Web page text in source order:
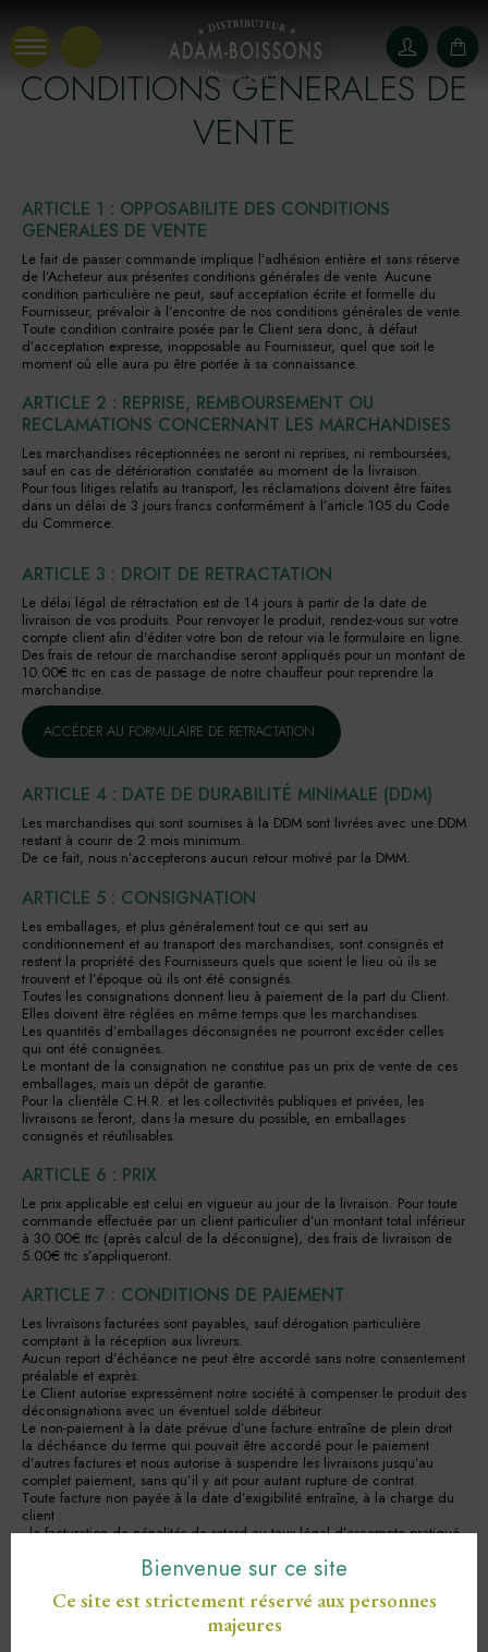
CONDITIONS GENERALES DE
VENTE
ARTICLE 1 : OPPOSABILITE DES CONDITIONS
GENERALES DE VENTE
Le fait de passer commande implique l’adhésion entière et sans réserve
de l’Acheteur aux présentes conditions générales de vente. Aucune
condition particulière ne peut, sauf acceptation écrite et formelle du
Fournisseur, prévaloir à l’encontre de nos conditions générales de vente.
Toute condition contraire posée par le Client sera donc, à défaut
d’acceptation expresse, inopposable au Fournisseur, quel que soit le
moment où elle aura pu être portée à sa connaissance.
ARTICLE 2 : REPRISE, REMBOURSEMENT OU
RECLAMATIONS CONCERNANT LES MARCHANDISES
Les marchandises réceptionnées ne seront ni reprises, ni remboursées,
sauf en cas de détérioration constatée au moment de la livraison.
Pour tous litiges relatifs au transport, les réclamations doivent être faites
dans un délai de 3 jours francs conformément à l’article 105 du Code
du Commerce.
ARTICLE 3 : DROIT DE RETRACTATION
Le délai légal de rétractation est de 14 jours à partir de la date de
livraison de vos produits. Pour renvoyer le produit, rendez-vous sur votre
compte client afin d'éditer votre bon de retour via le formulaire en ligne.
Des frais de retour de marchandise seront appliqués pour un montant de
10.00€ ttc en cas de passage de notre chauffeur pour reprendre la
marchandise.
ACCÉDER AU FORMULAIRE DE RETRACTATION
ARTICLE 4 : DATE DE DURABILITÉ MINIMALE (DDM)
Les marchandises qui sont soumises à la DDM sont livrées avec une DDM
restant à courir de 2 mois minimum.
De ce fait, nous n’accepterons aucun retour motivé par la DMM.
ARTICLE 5 : CONSIGNATION
Les emballages, et plus généralement tout ce qui sert au
conditionnement et au transport des marchandises, sont consignés et
restent la propriété des Fournisseurs quels que soient le lieu où ils se
trouvent et l’époque où ils ont été consignés.
Toutes les consignations donnent lieu à paiement de la part du Client.
Elles doivent être réglées en même temps que les marchandises.
Les quantités d’emballages déconsignées ne pourront excéder celles
qui ont été consignées.
Le montant de la consignation ne constitue pas un prix de vente de ces
emballages, mais un dépôt de garantie.
Pour la clientèle C.H.R. et les collectivités publiques et privées, les
livraisons se feront, dans la mesure du possible, en emballages
consignés et réutilisables.
ARTICLE 6 : PRIX
Le prix applicable est celui en vigueur au jour de la livraison. Pour toute
commande effectuée par un client particulier d’un montant total inférieur
à 30.00€ ttc (après calcul de la déconsigne), des frais de livraison de
5.00€ ttc s’appliqueront.
ARTICLE 7 : CONDITIONS DE PAIEMENT
Les livraisons facturées sont payables, sauf dérogation particulière
comptant à la réception aux livreurs.
Aucun report d’échéance ne peut être accordé sans notre consentement
préalable et exprès.
Le Client autorise expressément notre société à compenser le produit des
déconsignations avec un éventuel solde débiteur.
Le non-paiement à la date prévue d’une facture entraîne de plein droit
la déchéance du terme qui pouvait être accordé pour le paiement
d’autres factures et nous autorise à suspendre les livraisons jusqu’au
complet paiement, sans qu’il y ait pour autant rupture de contrat.
Toute facture non payée à la date d’exigibilité entraîne, à la charge du
client :
- la facturation de pénalités de retard au taux légal d’escompte pratiqué
d’exigibilité de la facture.
Conformément aux articles L441-6 et D441-5 du Code de commerce,
tout retard de paiement entraine de plein droit, outre les pénalités de
retard, une obligation pour le débiteur de payer une indemnité forfaitaire
Bienvenue sur ce site
Ce site est strictement réservé aux personnes
majeures